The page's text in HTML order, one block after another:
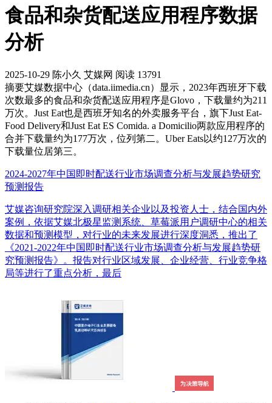
食品和杂货配送应用程序数据
分析
2025-10-29 陈小久 艾媒网 阅读 13791
摘要艾媒数据中心（data.iimedia.cn）显示，2023年西班牙下载
次数最多的食品和杂货配送应用程序是Glovo，下载量约为211
万次。Just Eat‌也是西班牙知名的外卖服务平台，旗下Just Eat-
Food Delivery和Just Eat ES Comida. a Domicilio两款应用程序的
合并下载量约为177万次，位列第二。Uber Eats以约127万次的
下载量位居第三。
2024-2027年中国即时配送行业市场调查分析与发展趋势研究
预测报告
艾媒咨询研究院深入调研相关企业以及投资人士，结合国内外
案例，依据艾媒北极星监测系统、草莓派用户调研中心的相关
数据和预测模型，对行业的未来发展进行深度洞悉，推出了
《2021-2022年中国即时配送行业市场调查分析与发展趋势研
究预测报告》。报告对行业区域发展、企业经营、行业竞争格
局等进行了重点分析，最后